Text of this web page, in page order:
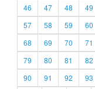
46
47 48 49
57
58 59 60
68
69 70 71
79
80 81 82
90
91 92 93